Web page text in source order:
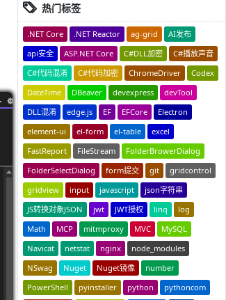
热门标签
.NET Core .NET Reactor ag-grid
AI发布
api安全
ASP.NET Core C#DLL加密
C#播放声音
C#代码混淆
C#代码加密 ChromeDriver
Codex
DateTime
DBeaver devexpress
devTool
DLL混淆
edge.js EF EFCore
Electron
element-ui
el-form el-table
excel
FastReport
FileStream
FolderBrowerDialog
FolderSelectDialog
form提交 git
gridcontrol
gridview
input javascript
json字符串
JS转换对象JSON
jwt JWT授权 linq
log
Math
MCP mitmproxy MVC
MySQL
Navicat
netstat nginx
node_modules
NSwag
Nuget Nuget镜像
number
PowerShell
pyinstaller python
pythoncom